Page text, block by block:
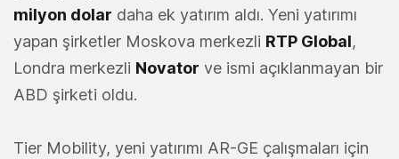
milyon dolar daha ek yatırım aldı. Yeni yatırımı
yapan şirketler Moskova merkezli RTP Global,
Londra merkezli Novator ve ismi açıklanmayan bir
ABD şirketi oldu.
Tier Mobility, yeni yatırımı AR-GE çalışmaları için